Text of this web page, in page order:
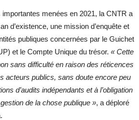
importantes menées en 2021, la CNTR a
d’existence, une mission d’enquête et
publiques concernées par le Guichet
et le Compte Unique du trésor. « Cette
sans difficulté en raison des réticences
acteurs publics, sans doute encore peu
d’audits indépendants et à l’obligation
de la chose publique », a déploré